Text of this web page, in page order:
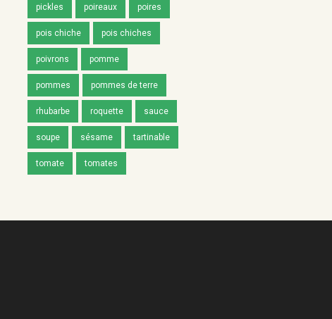
pickles poireaux poires
pois chiche pois chiches
poivrons pomme
pommes pommes de terre
rhubarbe roquette sauce
soupe sésame tartinable
tomate tomates